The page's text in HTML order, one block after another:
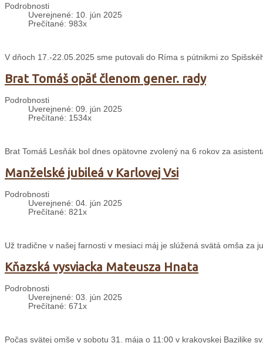
Podrobnosti
Uverejnené: 10. jún 2025
Prečítané: 983x
V dňoch 17.-22.05.2025 sme putovali do Ríma s pútnikmi zo
Brat Tomáš opäť členom gener. rady
Podrobnosti
Uverejnené: 09. jún 2025
Prečítané: 1534x
Brat Tomáš Lesňák bol dnes opätovne zvolený na 6 rokov za
Manželské jubileá v Karlovej Vsi
Podrobnosti
Uverejnené: 04. jún 2025
Prečítané: 821x
Už tradične v našej farnosti v mesiaci máj je slúžená svätá omša za
Kňazská vysviacka Mateusza Hnata
Podrobnosti
Uverejnené: 03. jún 2025
Prečítané: 671x
Počas svätej omše v sobotu 31. mája o 11:00 v krakovskej Bazilike